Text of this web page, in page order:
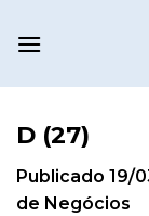
D (27)
Publicado 19/
de Negócios